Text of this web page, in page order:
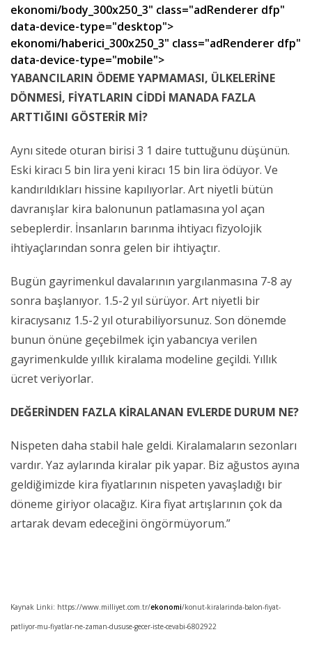
ekonomi/body_300x250_3" class="adRenderer dfp"
data-device-type="desktop">
ekonomi/haberici_300x250_3" class="adRenderer dfp"
data-device-type="mobile">
YABANCILARIN ÖDEME YAPMAMASI, ÜLKELERİNE
DÖNMESİ, FİYATLARIN CİDDİ MANADA FAZLA
ARTTIĞINI GÖSTERİR Mİ?
Aynı sitede oturan birisi 3 1 daire tuttuğunu düşünün.
Eski kiracı 5 bin lira yeni kiracı 15 bin lira ödüyor. Ve
kandırıldıkları hissine kapılıyorlar. Art niyetli bütün
davranışlar kira balonunun patlamasına yol açan
sebeplerdir. İnsanların barınma ihtiyacı fizyolojik
ihtiyaçlarından sonra gelen bir ihtiyaçtır.
Bugün gayrimenkul davalarının yargılanmasına 7-8 ay
sonra başlanıyor. 1.5-2 yıl sürüyor. Art niyetli bir
kiracıysanız 1.5-2 yıl oturabiliyorsunuz. Son dönemde
bunun önüne geçebilmek için yabancıya verilen
gayrimenkulde yıllık kiralama modeline geçildi. Yıllık
ücret veriyorlar.
DEĞERİNDEN FAZLA KİRALANAN EVLERDE DURUM NE?
Nispeten daha stabil hale geldi. Kiralamaların sezonları
vardır. Yaz aylarında kiralar pik yapar. Biz ağustos ayına
geldiğimizde kira fiyatlarının nispeten yavaşladığı bir
döneme giriyor olacağız. Kira fiyat artışlarının çok da
artarak devam edeceğini öngörmüyorum.”
Kaynak Linki: https://www.milliyet.com.tr/ekonomi/konut-kiralarinda-balon-fiyat-
patliyor-mu-fiyatlar-ne-zaman-dususe-gecer-iste-cevabi-6802922